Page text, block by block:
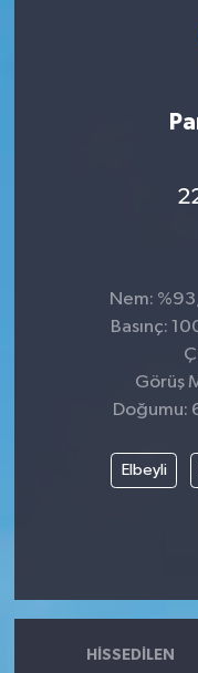
Nem:
Basınç:
Görüş
Doğumu:
Elbeyli
HISSEDILEN